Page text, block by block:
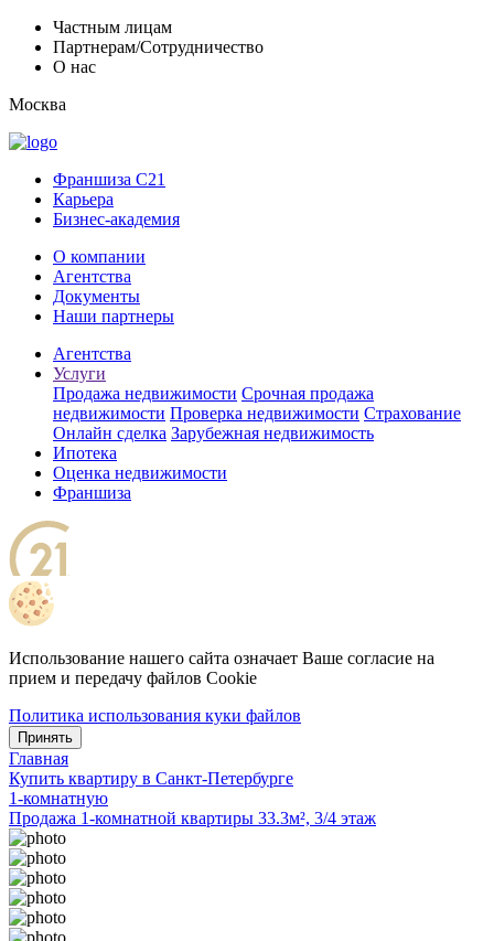
Частным лицам
Партнерам/Сотрудничество
О нас
Москва
Франшиза C21
Карьера
Бизнес-академия
О компании
Агентства
Документы
Наши партнеры
Агентства
Услуги
Продажа недвижимости Срочная продажа
недвижимости Проверка недвижимости Страхование
Онлайн сделка Зарубежная недвижимость
Ипотека
Оценка недвижимости
Франшиза
Использование нашего сайта означает Ваше согласие на
прием и передачу файлов Cookie
Политика использования куки файлов
Принять
Главная
Купить квартиру в Санкт-Петербурге
1-комнатную
Продажа 1-комнатной квартиры 33.3м², 3/4 этаж